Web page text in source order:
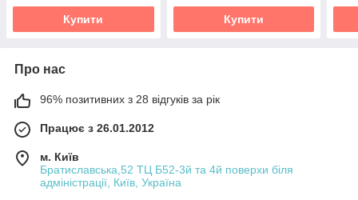
Купити Купити
Про нас
96% позитивних з 28 відгуків за рік
Працює з 26.01.2012
м. Київ
Братиславська,52 ТЦ Б52-3й та 4й поверхи біля
адміністрації, Київ, Україна